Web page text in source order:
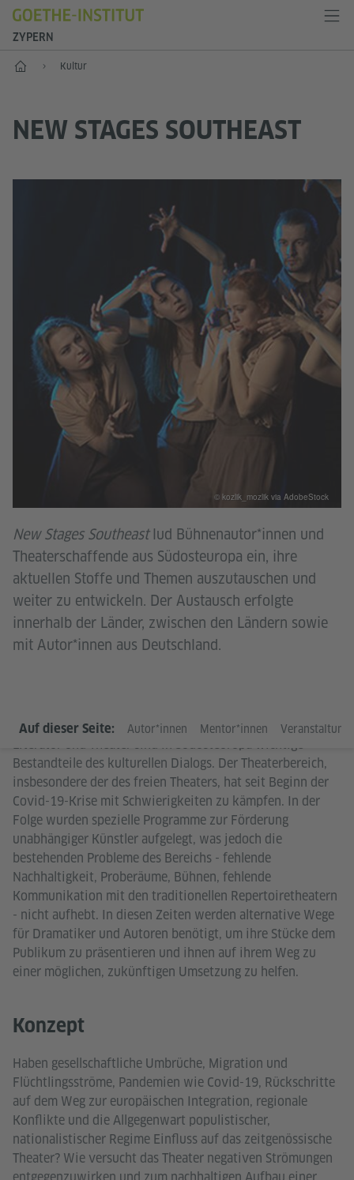
ZYPERN
Start Kultur
NEW STAGES SOUTHEAST
© kozlik_mozlik via AdobeStock
New Stages Southeastlud Bühnenautor*innen und
Theaterschaffende aus Südosteuropa ein, ihre
aktuellen Stoffe und Themen auszutauschen und
weiter zu entwickeln. Der Austausch erfolgte
innerhalb der Länder, zwischen den Ländern sowie
mit Autor*innen aus Deutschland.
Auf dieser Seite: Autor*innen Mentor*innen
Literatur und Theater sind in Südosteuropa wichtige
Bestandteile des kulturellen Dialogs. Der Theaterbereich,
insbesondere der des freien Theaters, hat seit Beginn der
Covid-19-Krise mit Schwierigkeiten zu kämpfen. In der
Folge wurden spezielle Programme zur Förderung
unabhängiger Künstler aufgelegt, was jedoch die
bestehenden Probleme des Bereichs - fehlende
Nachhaltigkeit, Proberäume, Bühnen, fehlende
Kommunikation mit den traditionellen Repertoiretheatern
- nicht aufhebt. In diesen Zeiten werden alternative Wege
für Dramatiker und Autoren benötigt, um ihre Stücke dem
Publikum zu präsentieren und ihnen auf ihrem Weg zu
einer möglichen, zukünftigen Umsetzung zu helfen.
Konzept
Haben gesellschaftliche Umbrüche, Migration und
Flüchtlingsströme, Pandemien wie Covid-19, Rückschritte
auf dem Weg zur europäischen Integration, regionale
Konflikte und die Allgegenwart populistischer,
nationalistischer Regime Einfluss auf das zeitgenössische
Theater? Wie versucht das Theater negativen Strömungen